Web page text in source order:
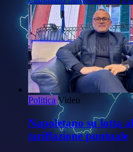
Politica Video
Napoletano su lotta
tariffazione puntuale